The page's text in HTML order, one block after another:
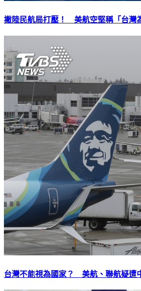
撇陸民航局打壓！ 美航空堅稱「台灣
台灣不能視為國家？ 美航、聯航疑遭